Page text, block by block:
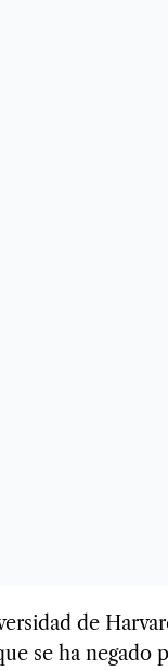
de
se ha negado